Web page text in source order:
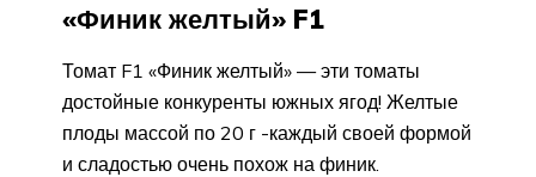
«Финик желтый» F1
Томат F1 «Финик желтый» — эти томаты
достойные конкуренты южных ягод! Желтые
плоды массой по 20 г -каждый своей формой
и сладостью очень похож на финик.